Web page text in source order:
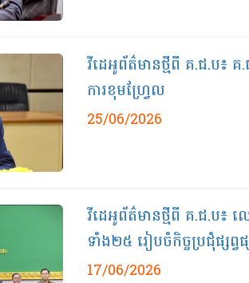
វីដេអូ​ព័ត៌មានថ្មីពី គ.ជ.ប៖
ការខុមហ្វ្រែល
25/06/2026
វីដេអូព័ត៌មានថ្មីពី គ.ជ.ប៖ លេ
ទាំង២៥ រៀបចំកិច្ចប្រជុំផ្សព្វ
17/06/2026